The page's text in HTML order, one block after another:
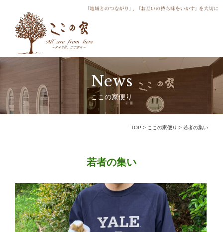
News
ここの家便り
TOP > ここの家便り >若者の集い
若者の集い